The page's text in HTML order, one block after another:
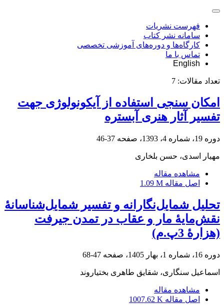
فهرست نشریات
سامانه نشر کتاب
کارگاه‌ها و دوره‌های آموزشی تخصصی
تماس با ما
English
تعداد مقالات: 7
امکان سنجی استفاده از آیکونولوژی جهت
تفسیر آثار هنری آبستره
دوره 19، شماره 4، 1393، صفحه 37-46
مهیار اسدی، حسن بلخاری
مشاهده مقاله
اصل مقاله 1.09 M
تحلیل شمایل‌نگارانه و تفسیر شمایل‌شناسانۀ
نقش‌مایۀ مار و عقاب در تمدن جیرفت
(هزارۀ 3پ.م)
دوره 16، شماره 1، بهار 1405، صفحه 47-68
اسماعیل سنگاری، شقایق طاهری بختیاروند
مشاهده مقاله
اصل مقاله 1007.62 K